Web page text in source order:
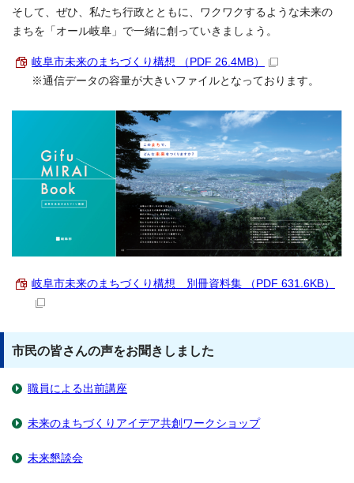
そして、ぜひ、私たち行政とともに、ワクワクするような未来の
まちを「オール岐阜」で一緒に創っていきましょう。
岐阜市未来のまちづくり構想 （PDF 26.4MB）
※通信データの容量が大きいファイルとなっております。
岐阜市未来のまちづくり構想 別冊資料集 （PDF 631.6KB）
市民の皆さんの声をお聞きしました
職員による出前講座
未来のまちづくりアイデア共創ワークショップ
未来懇談会